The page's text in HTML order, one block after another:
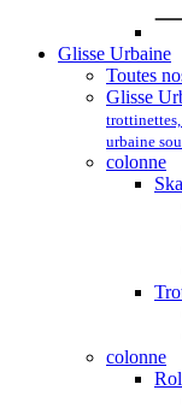
Glisse Urbaine
Toutes
Glisse
urbaine
colonne
colonne